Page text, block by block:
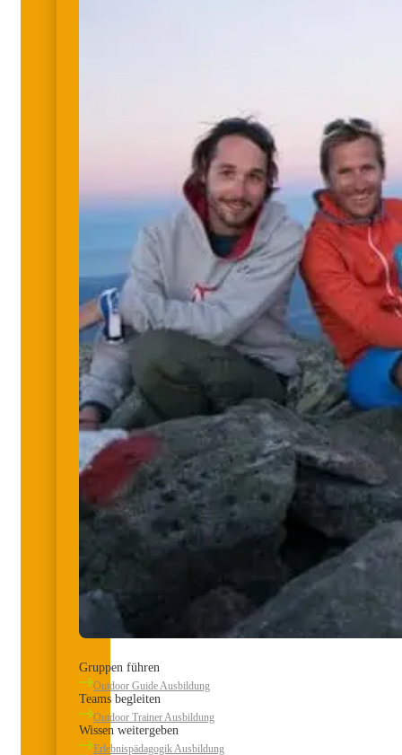
Gruppen führen
Outdoor Guide Ausbildung
Teams begleiten
Outdoor Trainer Ausbildung
Wissen weitergeben
Erlebnispädagogik Ausbildung